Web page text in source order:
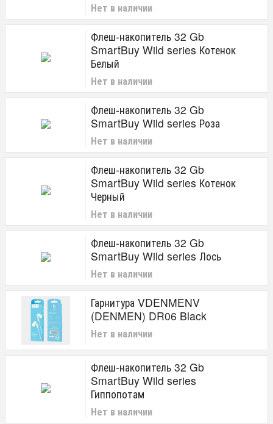
Нет в наличии
Флеш-накопитель 32 Gb
SmartBuy Wild series Котенок
Белый
Нет в наличии
Флеш-накопитель 32 Gb
SmartBuy Wild series Роза
Нет в наличии
Флеш-накопитель 32 Gb
SmartBuy Wild series Котенок
Черный
Нет в наличии
Флеш-накопитель 32 Gb
SmartBuy Wild series Лось
Нет в наличии
Гарнитура VDENMENV
(DENMEN) DR06 Black
Нет в наличии
Флеш-накопитель 32 Gb
SmartBuy Wild series
Гиппопотам
Нет в наличии